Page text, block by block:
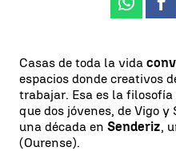
Casas de toda la vida
espacios donde creativos
trabajar. Esa es la
que dos jóvenes, de Vigo
una década en Senderiz,
(Ourense).